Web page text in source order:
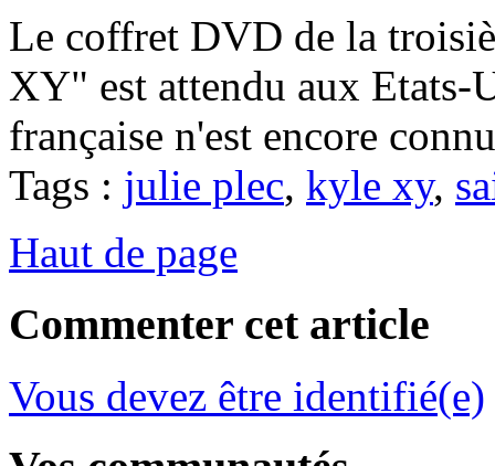
Le coffret DVD de la
XY" est attendu aux Etats-
française n'est encore
Tags : julie plec, kyle xy,
Haut de page
Commenter cet article
Vous devez être identifié(e)